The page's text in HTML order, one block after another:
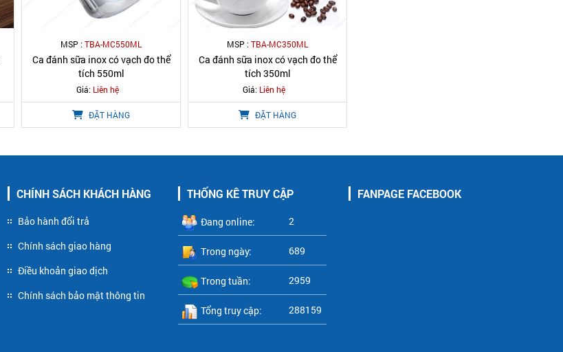
MSP :TBA-MC550ML
Ca đánh sữa inox có vạch đo thể
tích 550ml
Giá: Liên hệ
ĐẶT HÀNG
MSP :TBA-MC350ML
Ca đánh sữa inox có vạch đo thể
tích 350ml
Giá: Liên hệ
ĐẶT HÀNG
CHÍNH SÁCH KHÁCH HÀNG
Bảo hành đổi trả
Chính sách giao hàng
Điều khoản giao dịch
Chính sách bảo mật thông tin
THỐNG KÊ TRUY CẬP
Đang online: 2
Trong ngày: 689
Trong tuần: 2959
Tổng truy cập: 288159
FANPAGE FACEBOOK